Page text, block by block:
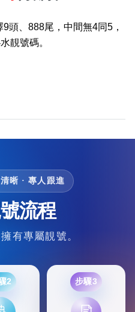
頭、888尾，中間無4同5，
靚號碼。
晰 · 專人跟進
流程
有專屬靚號。
2 步驟3